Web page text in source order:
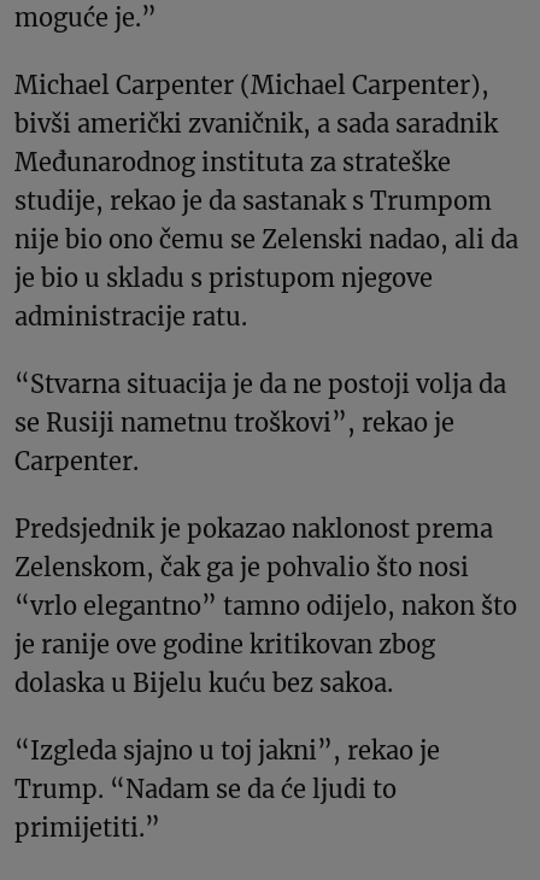
moguće je.”
Michael Carpenter (Michael Carpenter),
bivši američki zvaničnik, a sada saradnik
Međunarodnog instituta za strateške
studije, rekao je da sastanak s Trumpom
nije bio ono čemu se Zelenski nadao, ali da
je bio u skladu s pristupom njegove
administracije ratu.
“Stvarna situacija je da ne postoji volja da
se Rusiji nametnu troškovi”, rekao je
Carpenter.
Predsjednik je pokazao naklonost prema
Zelenskom, čak ga je pohvalio što nosi
“vrlo elegantno” tamno odijelo, nakon što
je ranije ove godine kritikovan zbog
dolaska u Bijelu kuću bez sakoa.
“Izgleda sjajno u toj jakni”, rekao je
Trump. “Nadam se da će ljudi to
primijetiti.”